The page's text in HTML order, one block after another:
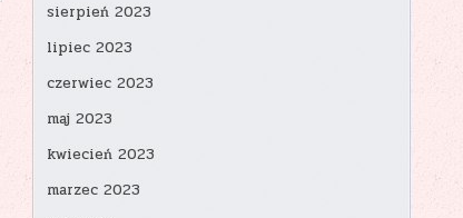
sierpień 2023
lipiec 2023
czerwiec 2023
maj 2023
kwiecień 2023
marzec 2023